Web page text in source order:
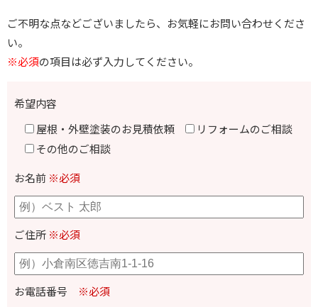
ご不明な点などございましたら、お気軽にお問い合わせくださ
い。
※必須の項目は必ず入力してください。
希望内容
屋根・外壁塗装のお見積依頼
リフォームのご相談
その他のご相談
お名前 ※必須
ご住所 ※必須
お電話番号 ※必須